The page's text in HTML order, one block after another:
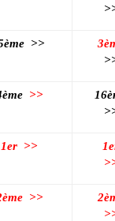
>>
>>
1er >>
>>